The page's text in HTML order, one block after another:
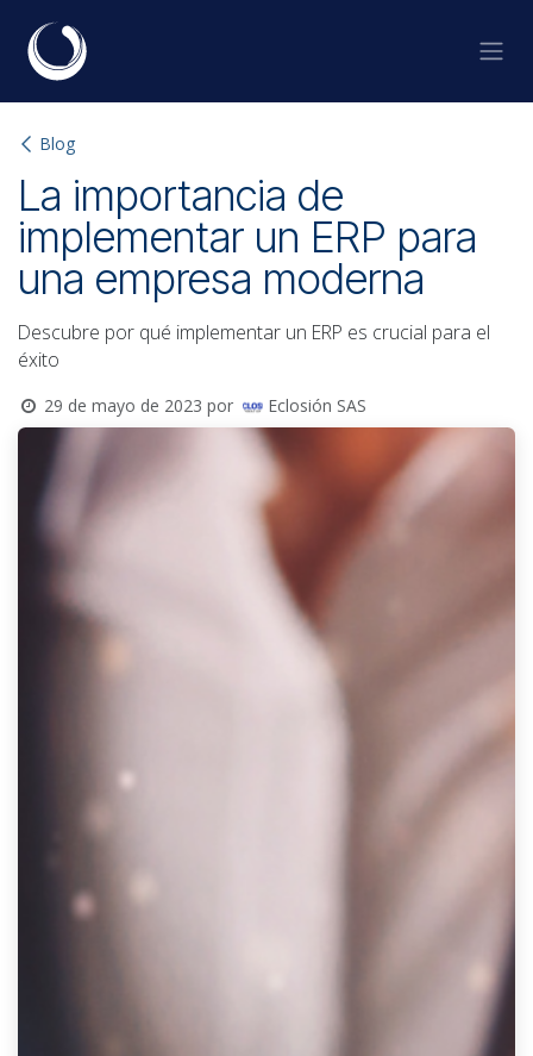
Blog
La importancia de
implementar un ERP para
una empresa moderna
Descubre por qué implementar un ERP es crucial para el
éxito
29 de mayo de 2023 por Eclosión SAS